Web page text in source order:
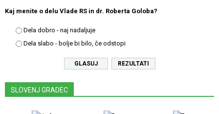
Kaj menite o delu Vlade RS in dr. Roberta Goloba?
Dela dobro - naj nadaljuje
Dela slabo - bolje bi bilo, če odstopi
REZULTATI
SLOVENJ GRADEC